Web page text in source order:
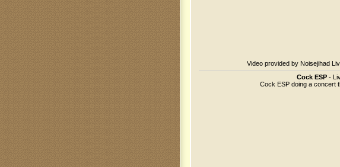
Video provided by Noisejihad
Cock ESP-
Cock ESP doing a concert